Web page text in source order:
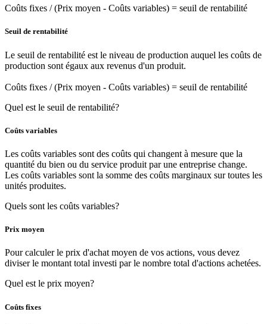
Coûts fixes / (Prix moyen - Coûts variables) = seuil de rentabilité
Seuil de rentabilité
Le seuil de rentabilité est le niveau de production auquel les coûts de
production sont égaux aux revenus d'un produit.
Coûts fixes / (Prix moyen - Coûts variables) = seuil de rentabilité
Quel est le seuil de rentabilité?
Coûts variables
Les coûts variables sont des coûts qui changent à mesure que la
quantité du bien ou du service produit par une entreprise change.
Les coûts variables sont la somme des coûts marginaux sur toutes les
unités produites.
Quels sont les coûts variables?
Prix moyen
Pour calculer le prix d'achat moyen de vos actions, vous devez
diviser le montant total investi par le nombre total d'actions achetées.
Quel est le prix moyen?
Coûts fixes